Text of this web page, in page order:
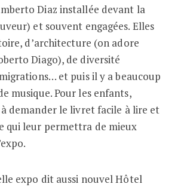
Diaz installée devant la
et souvent engagées. Elles
d’architecture (on adore
Diago), de diversité
et puis il y a beaucoup
musique. Pour les enfants,
à demander le livret facile à lire et
qui leur permettra de mieux
expo dit aussi nouvel Hôtel